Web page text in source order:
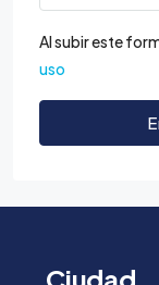
Al subir este
uso